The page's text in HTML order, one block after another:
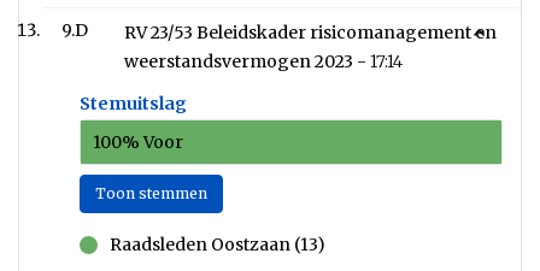
9.D
RV 23/53 Beleidskader risicomanagement en
weerstandsvermogen 2023 - 17:14
Stemuitslag
100% Voor
Toon stemmen
Raadsleden Oostzaan (13)